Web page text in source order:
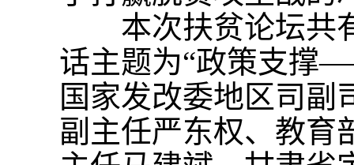
本次扶贫论坛共
话主题为“政策支撑
国家发改委地区司副
副主任严东权、教育